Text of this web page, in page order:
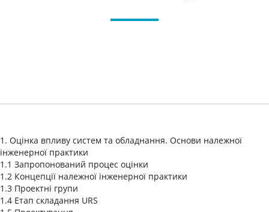
1. Оцінка впливу систем та обладнання. Основи належної
інженерної практики
1.1 Запропонований процес оцінки
1.2 Концепції належної інженерної практики
1.3 Проектні групи
1.4 Етап складання URS